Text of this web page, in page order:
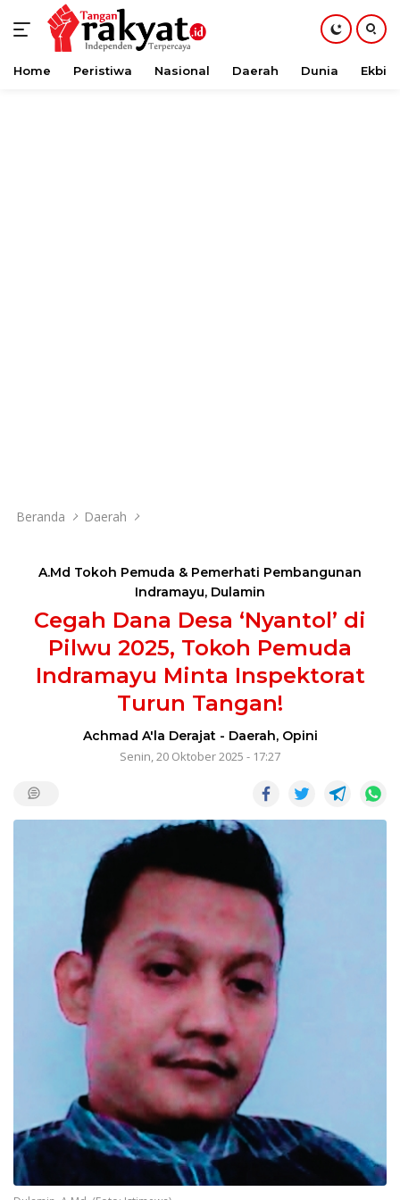
Langsung
Home Peristiwa Nasional Daerah Dunia Ekbis
Beranda Daerah
A.Md Tokoh Pemuda & Pemerhati Pembangunan
Indramayu, ​Dulamin
Cegah Dana Desa ‘Nyantol’ di
Pilwu 2025, Tokoh Pemuda
Indramayu Minta Inspektorat
Turun Tangan!
Achmad A'la Derajat- Daerah, Opini
Senin, 20 Oktober 2025 - 17:27